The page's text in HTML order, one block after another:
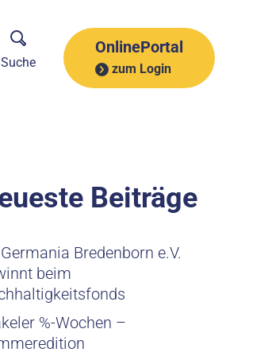
Suche
OnlinePortal
zum Login
Beiträge
Bredenborn e.V.
beim
%-Wochen –